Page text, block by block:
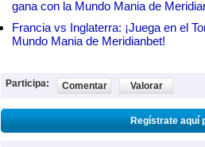
gana con la Mundo Mania de
Francia vs Inglaterra: ¡Juega en el
Mundo Mania de Meridianbet!
Participa: Comentar Valorar
Regístrate aquí